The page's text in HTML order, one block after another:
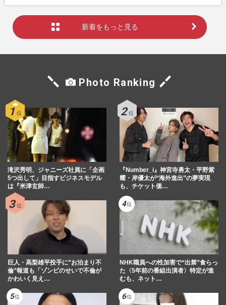
新着をもっと見る
Photo Ranking
滝沢秀明、ジャニーズ社員に「企画
5つ出して」目指すビジネスモデル
は『米津玄師…
『Number_i』神宮寺勇太・平野紫
耀・岸優太が“海外進出”の夢実現
も、チケット価…
巨人・高梨雄平投手に”お泊まり不
倫”報道も「ゾンビのせいで不倫が
かわいく見え…
NHK職員への性加害で“出禁”食らっ
た〈5年前の番組出演者〉特定が進
むも、ネット…